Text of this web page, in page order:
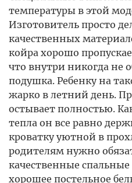
температуры в этой
Изготовитель просто
качественных
койра хорошо
что внутри никогда не
подушка. Ребенку на
жарко в летний день.
остывает полностью.
тепла он все равно
кроватку уютной в
родителям нужно
качественные
хорошее постельное